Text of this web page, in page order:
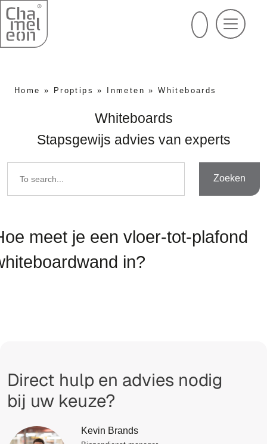
Home » Proptips » Inmeten »Whiteboards
Whiteboards
Stapsgewijs advies van experts
Zoeken
meet je een vloer-tot-plafond
in?
Direct hulp en advies nodig
bij uw keuze?
Kevin Brands